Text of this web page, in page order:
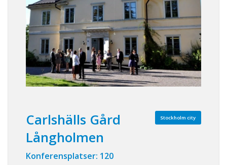
Stockholm city
Carlshälls Gård
Långholmen
Konferensplatser: 120